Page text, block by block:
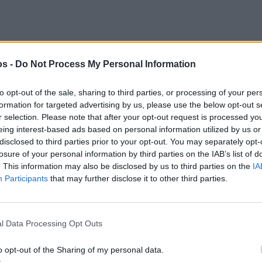
- Do Not Process My Personal Information
opt-out of the sale, sharing to third parties, or processing of your
for targeted advertising by us, please use the below opt-out
selection. Please note that after your opt-out request is processed
interest-based ads based on personal information utilized by us
to third parties prior to your opt-out. You may separately
of your personal information by third parties on the IAB’s list of
This information may also be disclosed by us to third parties on the
Participants that may further disclose it to other third parties.
Data Processing Opt Outs
opt-out of the Sharing of my personal data.